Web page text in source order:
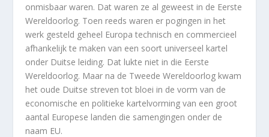
onmisbaar waren. Dat waren ze al geweest in de Eerste
Wereldoorlog. Toen reeds waren er pogingen in het
werk gesteld geheel Europa technisch en commercieel
afhankelijk te maken van een soort universeel kartel
onder Duitse leiding. Dat lukte niet in die Eerste
Wereldoorlog. Maar na de Tweede Wereldoorlog kwam
het oude Duitse streven tot bloei in de vorm van de
economische en politieke kartelvorming van een groot
aantal Europese landen die samengingen onder de
naam EU.